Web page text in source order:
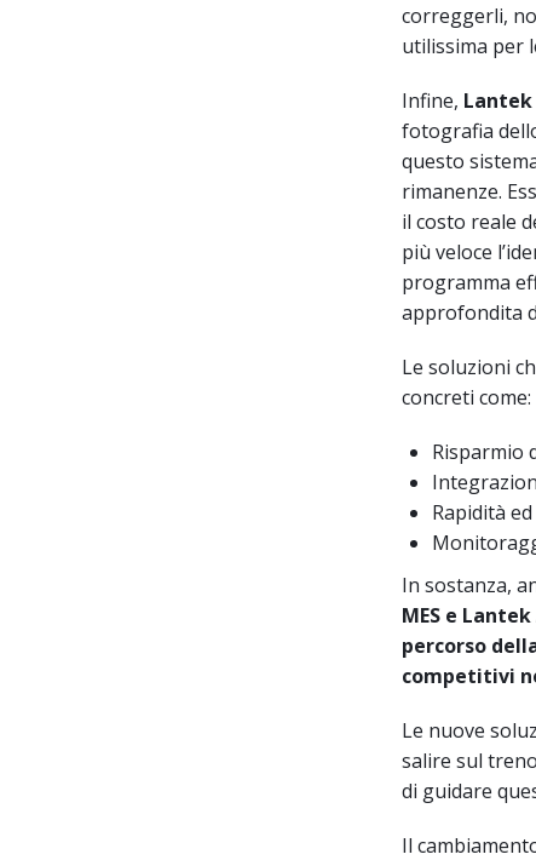
correggerli,
utilissima per
Infine, Lantek
fotografia
questo
rimanenze.
il costo reale
più veloce
programma
approfondita
Le soluzioni
concreti come:
Risparmio
Rapidità
In sostanza,
MES e Lantek
percorso
competitivi
Le nuove
salire sul
di guidare
Il